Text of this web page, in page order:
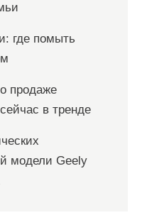
где помыть
продаже
в тренде
модели Geely